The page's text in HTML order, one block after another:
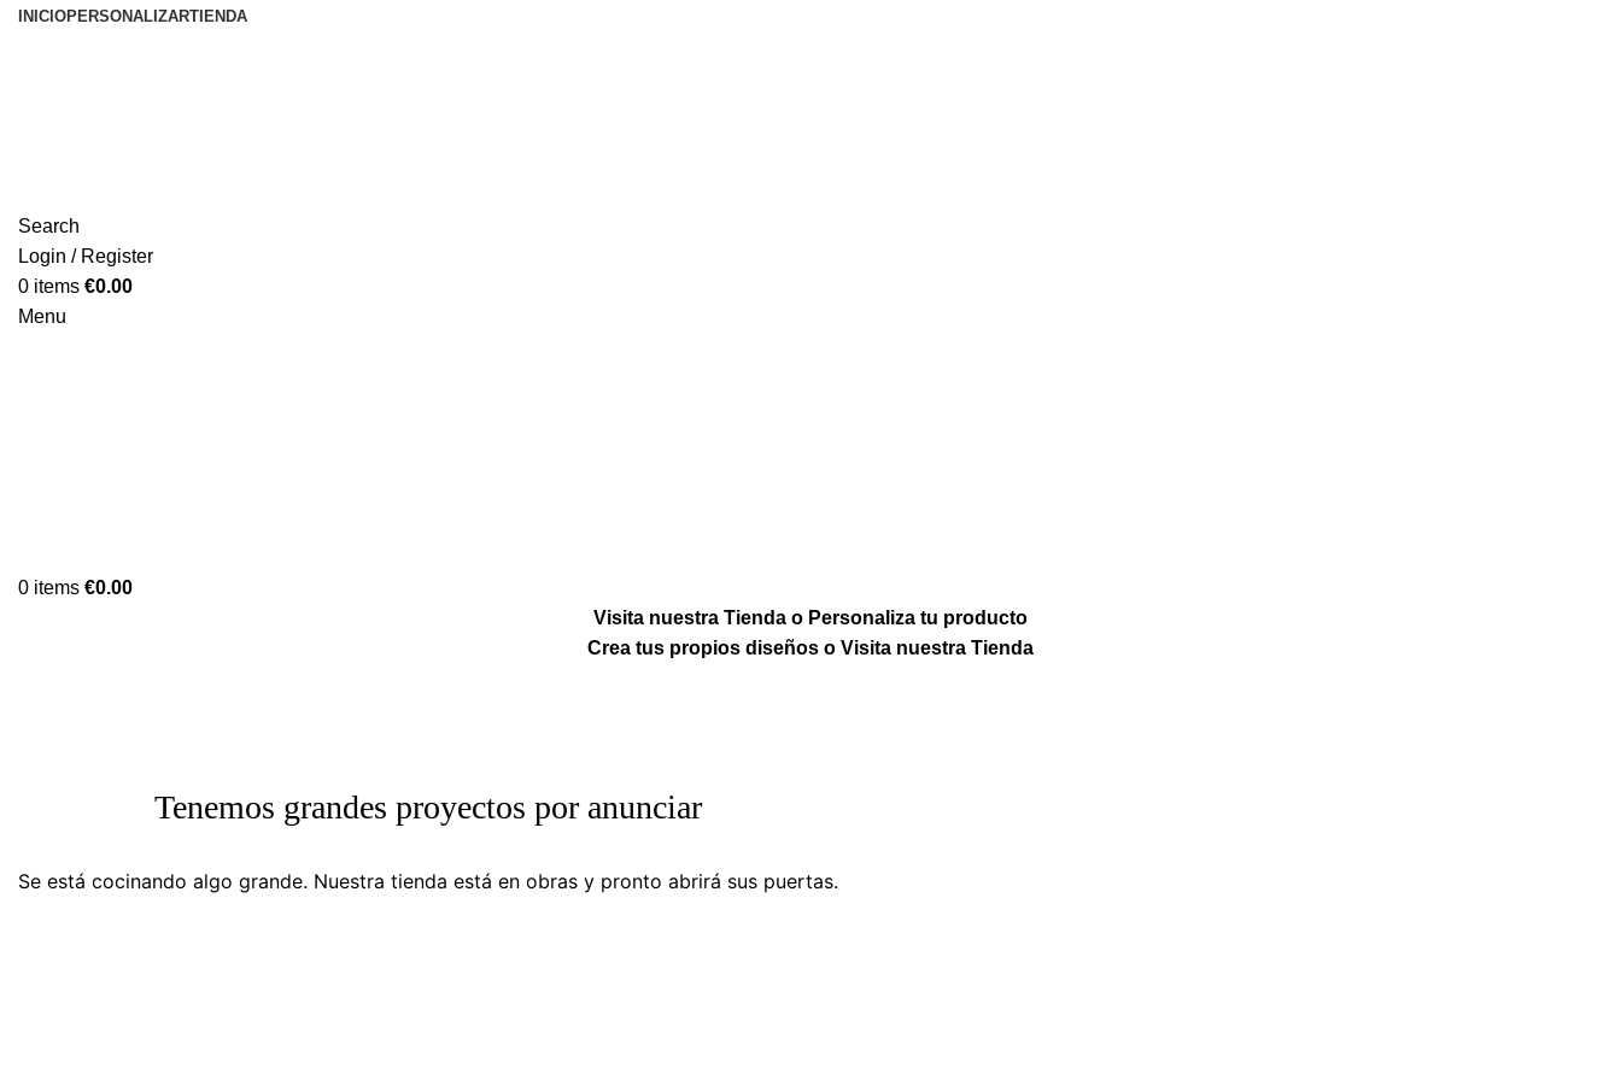
INICIOPERSONALIZARTIENDA
Search
Login / Register
0 items €0.00
Menu
0 items €0.00
Visita nuestra Tienda o Personaliza tu producto
Crea tus propios diseños o Visita nuestra Tienda
Tenemos grandes proyectos por anunciar
Se está cocinando algo grande. Nuestra tienda está en obras y pronto abrirá sus puertas.